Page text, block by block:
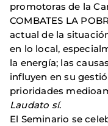
promotoras de la
COMBATES LA
actual de la
en lo local,
la energía; las
influyen en su
prioridades
Laudato sí.
El Seminario se